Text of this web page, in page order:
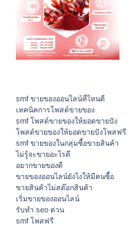
smf ขายของออนไลน์ที่ไหนดี
เทคนิคการโพสต์ขายของ
smf โพสต์ขายของให้ยอดขายปัง
โพสต์ขายของให้ยอดขายปังโพสฟรี
smf ขายของในกลุ่มซื้อขายสินค้า
ไม่รู้จะขายอะไรดี
อยากขายของดี
ขายของออนไลน์ยังไงให้มีคนซื้อ
ขายสินค้าไม่สต๊อกสินค้า
เริ่มขายของออนไลน์
รับทำ seo ด่วน
smf โพสฟรี